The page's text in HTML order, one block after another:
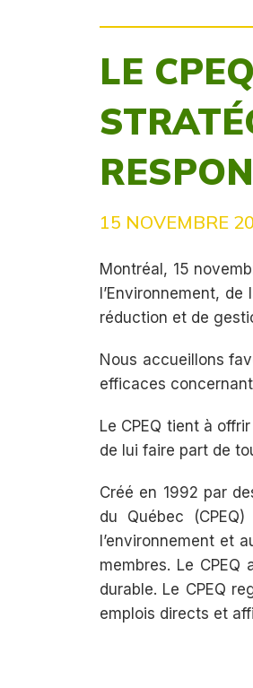
LE
15 NOVEMBRE
Montréal, 15
l’Environnement,
réduction et de
Nous accueillons
efficaces
Le CPEQ tient à
de lui faire part de
Créé en 1992 par
du Québec
l’environnement et
membres. Le
durable. Le CPEQ
emplois directs et